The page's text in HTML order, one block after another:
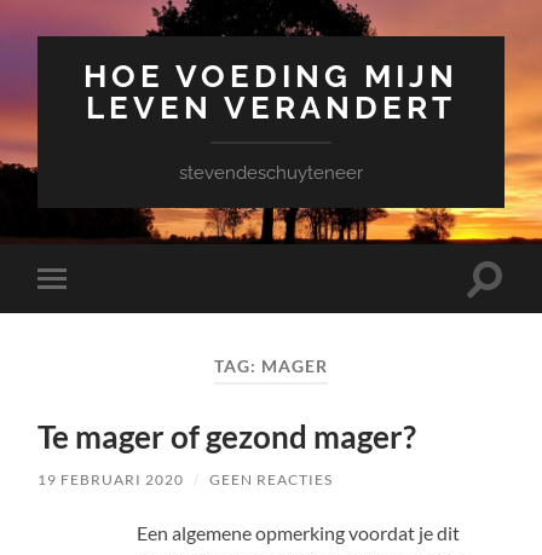
HOE VOEDING MIJN
LEVEN VERANDERT
stevendeschuyteneer
Toggle
mobiel
Toggle
TAG: MAGER
Te mager of gezond mager?
19 FEBRUARI 2020 / GEEN REACTIES
Een algemene opmerking voordat je dit